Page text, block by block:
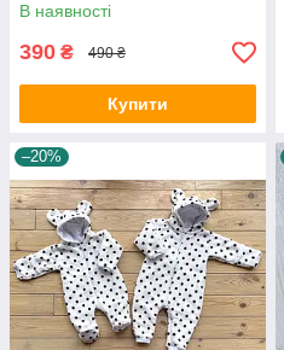
В наявності
390 ₴ 490 ₴
Купити
–20%